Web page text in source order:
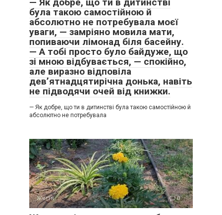
була такою самостійною й
абсолютно не потребувала моєї
уваги, — замріяно мовила мати,
попиваючи лімонад біля басейну.
— А тобі просто було байдуже, що
зі мною відбувається, — спокійно,
але виразно відповіла
дев’ятнадцятирічна донька, навіть
не підводячи очей від книжки.
— Як добре, що ти в дитинстві була такою самостійною й
абсолютно не потребувала
Життя 0